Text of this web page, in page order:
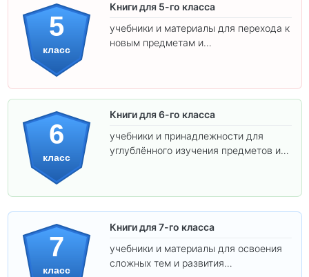
5
класс
Книги для 5-го класса
учебники и материалы для перехода к
новым предметам и
6
класс
Книги для 6-го класса
учебники и принадлежности для
углублённого изучения предметов и
7
класс
Книги для 7-го класса
учебники и материалы для освоения
сложных тем и развития